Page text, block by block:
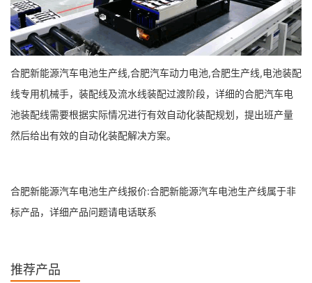
合肥新能源汽车电池生产线,合肥汽车动力电池,合肥生产线,电池装配
线专用机械手，装配线及流水线装配过渡阶段，详细的合肥汽车电
池装配线需要根据实际情况进行有效自动化装配规划，提出班产量
然后给出有效的自动化装配解决方案。
合肥新能源汽车电池生产线报价:合肥新能源汽车电池生产线属于非
标产品，详细产品问题请电话联系
推荐产品